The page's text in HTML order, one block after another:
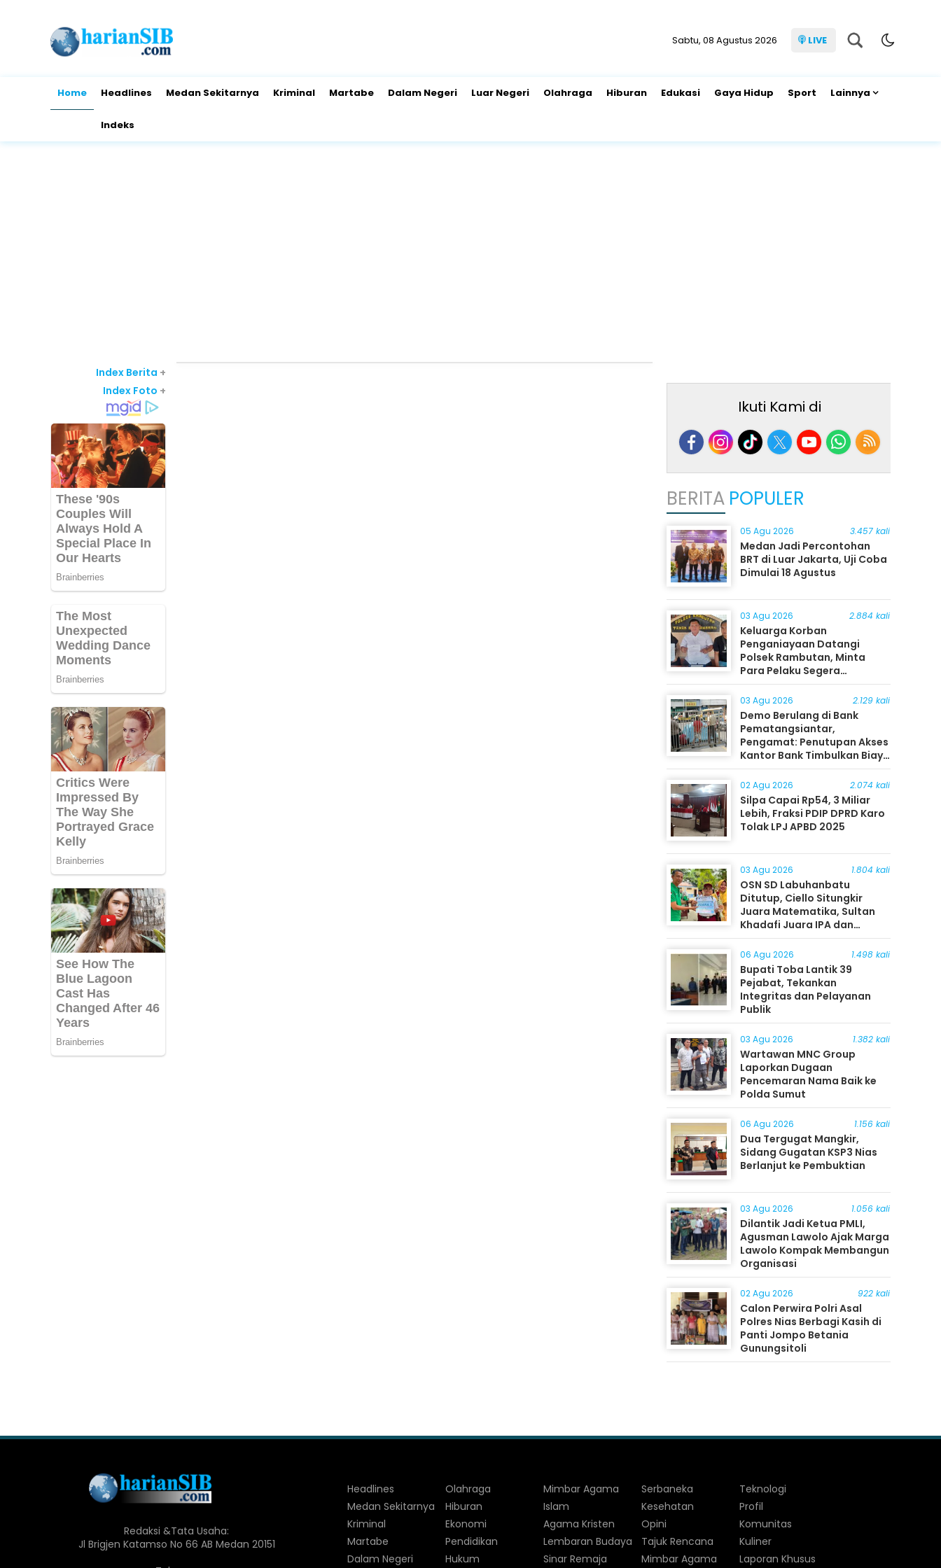
Sabtu, 08 Agustus 2026 LIVE
Home Headlines Medan Sekitarnya Kriminal Martabe Dalam Negeri Luar Negeri Olahraga Hiburan Edukasi Gaya Hidup Sport Lainnya
Indeks
Index Berita +
Index Foto +
Ikuti Kami di
BERITA POPULER
05 Agu 2026 3.457 kali
Medan Jadi Percontohan
BRT di Luar Jakarta, Uji Coba
Dimulai 18 Agustus
03 Agu 2026 2.884 kali
Keluarga Korban
Penganiayaan Datangi
Polsek Rambutan, Minta
Para Pelaku Segera
Ditangkap
03 Agu 2026 2.129 kali
Demo Berulang di Bank
Pematangsiantar,
Pengamat: Penutupan Akses
Kantor Bank Timbulkan Biaya
Ekonomi bagi Masyarakat
02 Agu 2026 2.074 kali
Silpa Capai Rp54, 3 Miliar
Lebih, Fraksi PDIP DPRD Karo
Tolak LPJ APBD 2025
03 Agu 2026 1.804 kali
OSN SD Labuhanbatu
Ditutup, Ciello Situngkir
Juara Matematika, Sultan
Khadafi Juara IPA dan
Timothy Rangkuti Juara IPS
06 Agu 2026 1.498 kali
Bupati Toba Lantik 39
Pejabat, Tekankan
Integritas dan Pelayanan
Publik
03 Agu 2026 1.382 kali
Wartawan MNC Group
Laporkan Dugaan
Pencemaran Nama Baik ke
Polda Sumut
06 Agu 2026 1.156 kali
Dua Tergugat Mangkir,
Sidang Gugatan KSP3 Nias
Berlanjut ke Pembuktian
03 Agu 2026 1.056 kali
Dilantik Jadi Ketua PMLI,
Agusman Lawolo Ajak Marga
Lawolo Kompak Membangun
Organisasi
02 Agu 2026 922 kali
Calon Perwira Polri Asal
Polres Nias Berbagi Kasih di
Panti Jompo Betania
Gunungsitoli
Redaksi &Tata Usaha:
Jl Brigjen Katamso No 66 AB Medan 20151
Headlines
Medan Sekitarnya
Kriminal
Martabe
Dalam Negeri
Olahraga
Hiburan
Ekonomi
Pendidikan
Hukum
Mimbar Agama
Islam
Agama Kristen
Lembaran Budaya
Sinar Remaja
Serbaneka
Kesehatan
Opini
Tajuk Rencana
Mimbar Agama
Teknologi
Profil
Komunitas
Kuliner
Laporan Khusus